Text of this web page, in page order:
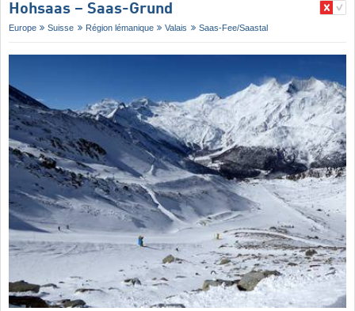
Hohsaas – Saas-Grund
Europe Suisse Région lémanique Valais Saas-Fee/​Saastal